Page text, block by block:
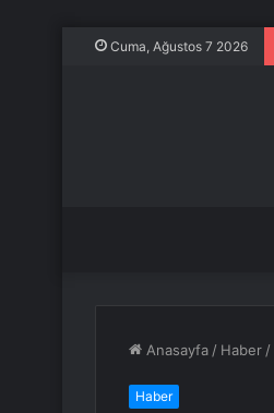
Cuma, Ağustos 7 2026
Anasayfa / Haber /
Haber